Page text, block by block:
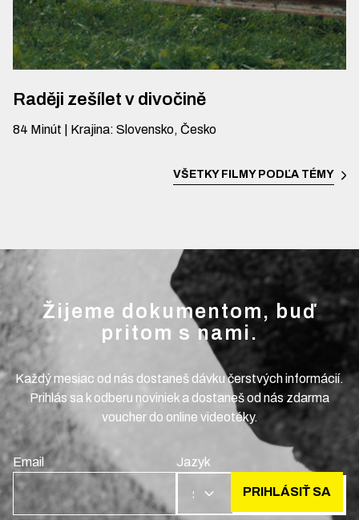
Raději zešílet v divočině
84 Minút Krajina: Slovensko, Česko
VŠETKY FILMY PODĽA TÉMY
Žijeme dokumentom, buď
pritom s nami.
Každý mesiac od nás dostaneš dávku čerstvých informácií.
Prihlás sa k odberu noviniek a dostaneš od nás zdarma
voucher do online videotéky.
Email Jazyk
SK PRIHLÁSIŤ SA